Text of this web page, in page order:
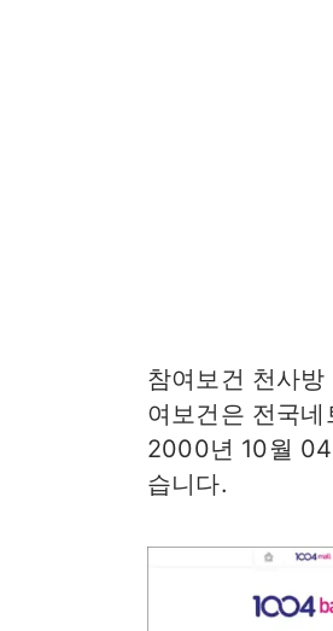
참여보건 천사
여보건은 전국
2000년 10월 04
습니다.